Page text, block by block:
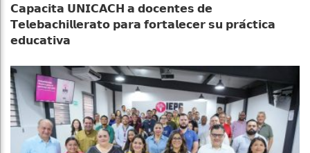
𝗖𝗮𝗽𝗮𝗰𝗶𝘁𝗮 𝗨𝗡𝗜𝗖𝗔𝗖𝗛 𝗮 𝗱𝗼𝗰𝗲𝗻𝘁𝗲𝘀 𝗱𝗲
𝗧𝗲𝗹𝗲𝗯𝗮𝗰𝗵𝗶𝗹𝗹𝗲𝗿𝗮𝘁𝗼 𝗽𝗮𝗿𝗮 𝗳𝗼𝗿𝘁𝗮𝗹𝗲𝗰𝗲𝗿 𝘀𝘂 𝗽𝗿𝗮́𝗰𝘁𝗶𝗰𝗮
𝗲𝗱𝘂𝗰𝗮𝘁𝗶𝘃𝗮